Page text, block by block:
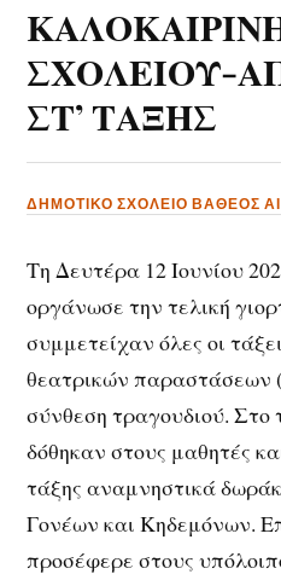
ΣΧΟΛΕΙΟΥ-
ΣΤ’ ΤΑΞΗΣ
ΔΗΜΟΤΙΚΟ ΣΧΟΛΕΙΟ ΒΑΘΕΟΣ
Τη Δευτέρα 12 Ιουνίου
οργάνωσε την τελική
συμμετείχαν όλες οι
θεατρικών παραστάσεων
σύνθεση τραγουδιού. Στο
δόθηκαν στους μαθητές
τάξης αναμνηστικά
Γονέων και Κηδεμόνων.
προσέφερε στους